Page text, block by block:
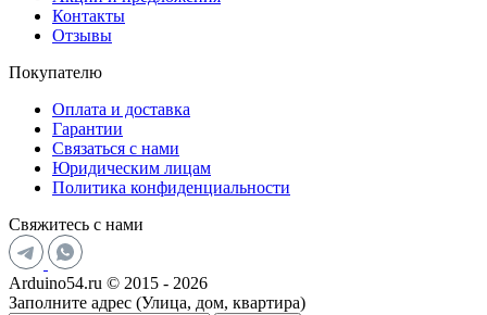
Контакты
Отзывы
Покупателю
Оплата и доставка
Гарантии
Связаться с нами
Юридическим лицам
Политика конфиденциальности
Свяжитесь с нами
Arduino54.ru © 2015 - 2026
Заполните адрес (Улица, дом, квартира)